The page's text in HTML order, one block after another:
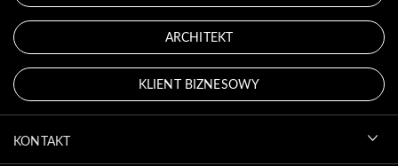
ARCHITEKT
KLIENT BIZNESOWY
KONTAKT